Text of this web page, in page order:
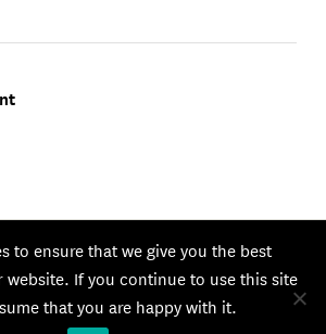
los derechos reservados.
to ensure that we give you the best
website. If you continue to use this site
that you are happy with it.